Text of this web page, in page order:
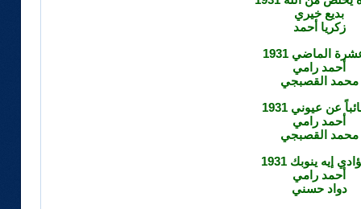
بديع خيري
زكريا أحمد
الماضي 1931
أحمد رامي
محمد القصبجي
عن عيوني 1931
أحمد رامي
محمد القصبجي
إيه ينوبك 1931
أحمد رامي
دواد حسني